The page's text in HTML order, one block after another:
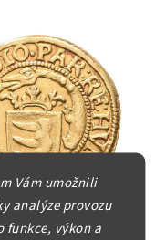
Vám umožnili
analýze provozu
funkce, výkon a